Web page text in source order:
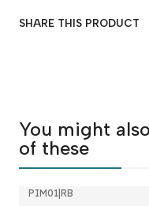
SHARE THIS PRODUCT
You might
of these
PIM01 RB